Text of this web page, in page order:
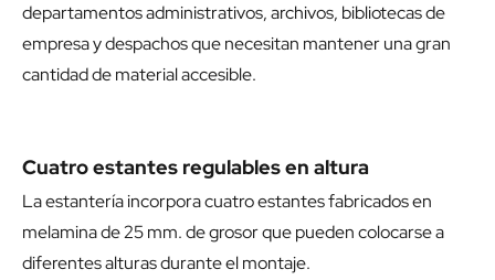
departamentos administrativos, archivos, bibliotecas de
empresa y despachos que necesitan mantener una gran
cantidad de material accesible.
Cuatro estantes regulables en altura
La estantería incorpora cuatro estantes fabricados en
melamina de 25 mm. de grosor que pueden colocarse a
diferentes alturas durante el montaje.